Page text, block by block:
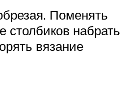
Поменять
набрать
вязание